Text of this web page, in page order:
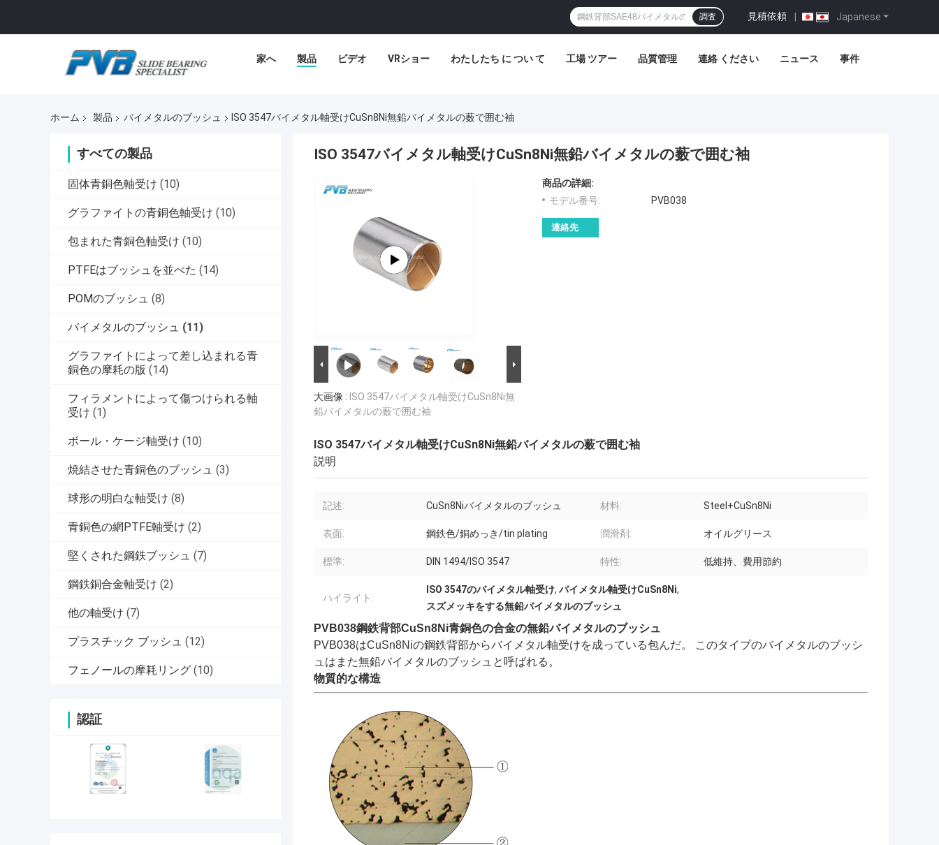
Japanese
見積依頼 |
調査
家へ 製品 ビデオ VRショー わたしたち に つい て 工場 ツアー 品質管理 連絡 ください ニュース 事件
ホーム 製品 バイメタルのブッシュ ISO 3547バイメタル軸受けCuSn8Ni無鉛バイメタルの薮で囲む袖
すべての製品
固体青銅色軸受け (10)
グラファイトの青銅色軸受け (10)
包まれた青銅色軸受け (10)
PTFEはブッシュを並べた (14)
POMのブッシュ (8)
バイメタルのブッシュ (11)
グラファイトによって差し込まれる青
銅色の摩耗の版 (14)
フィラメントによって傷つけられる軸
受け (1)
ボール・ケージ軸受け (10)
焼結させた青銅色のブッシュ (3)
球形の明白な軸受け (8)
青銅色の網PTFE軸受け (2)
堅くされた鋼鉄ブッシュ (7)
鋼鉄銅合金軸受け (2)
他の軸受け (7)
プラスチック ブッシュ (12)
フェノールの摩耗リング (10)
認証
ISO 3547バイメタル軸受けCuSn8Ni無鉛バイメタルの薮で囲む袖
大画像 : ISO 3547バイメタル軸受けCuSn8Ni無
鉛バイメタルの薮で囲む袖
商品の詳細:
モデル番号:
PVB038
連絡先
ISO 3547バイメタル軸受けCuSn8Ni無鉛バイメタルの薮で囲む袖
説明
記述: CuSn8Niバイメタルのブッシュ 材料: Steel+CuSn8Ni
表面: 鋼鉄色/銅めっき/tin plating 潤滑剤: オイルグリース
標準: DIN 1494/ISO 3547 特性: 低維持、費用節約
ハイライト:
ISO 3547のバイメタル軸受け, バイメタル軸受けCuSn8Ni,
スズメッキをする無鉛バイメタルのブッシュ
PVB038鋼鉄背部CuSn8Ni青銅色の合金の無鉛バイメタルのブッシュ
PVB038はCuSn8Niの鋼鉄背部からバイメタル軸受けを成っている包んだ。 このタイプのバイメタルのブッシ
ュはまた無鉛バイメタルのブッシュと呼ばれる。
物質的な構造